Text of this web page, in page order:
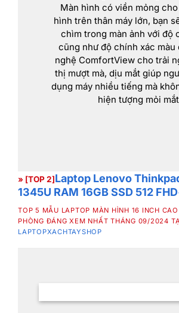
Màn hình có viền mỏng
hình trên thân máy lớn, bạn
chìm trong màn ảnh với độ
cũng như độ chính xác màu
nghệ ComfortView cho trải
thị mượt mà, dịu mắt giúp
dụng máy nhiều tiếng mà
hiện tượng mỏi
» [TOP 2]Laptop Lenovo
1345U RAM 16GB SSD 512
TOP 5 MẪU LAPTOP MÀN HÌNH 16 INCH
PHÒNG ĐÁNG XEM NHẤT THÁNG 09/2024
LAPTOPXACHTAYSHOP